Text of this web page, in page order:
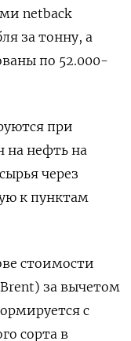
netback
за тонну, а
по 52.000-
при
на нефть на
через
к пунктам
стоимости
за вычетом
с
сорта в